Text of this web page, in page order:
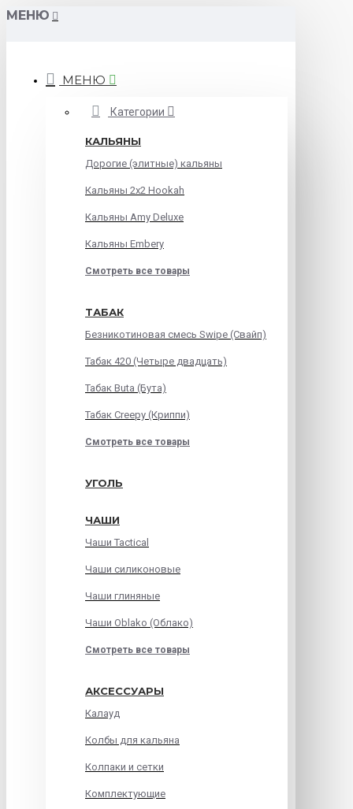
МЕНЮ
МЕНЮ
Категории
КАЛЬЯНЫ
Дорогие (элитные) кальяны
Кальяны 2х2 Hookah
Кальяны Amy Deluxe
Кальяны Embery
Смотреть все товары
ТАБАК
Безникотиновая смесь Swipe (Свайп)
Табак 420 (Четыре двадцать)
Табак Buta (Бута)
Табак Creepy (Криппи)
Смотреть все товары
УГОЛЬ
ЧАШИ
Чаши Tactical
Чаши силиконовые
Чаши глиняные
Чаши Oblako (Облако)
Смотреть все товары
АКСЕССУАРЫ
Калауд
Колбы для кальяна
Колпаки и сетки
Комплектующие